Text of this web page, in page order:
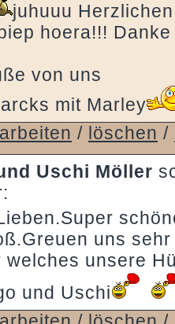
juhuuu
hoera!!!
von uns
mit Marley
/ löschen /
Uschi Möller
uns
welches unsere
und Uschi